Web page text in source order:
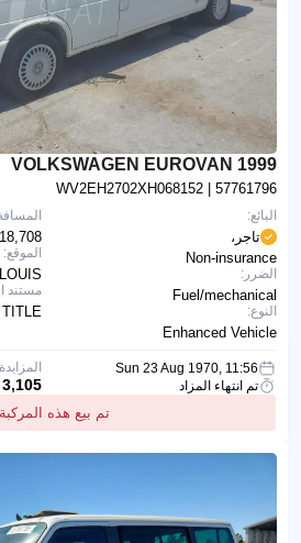
1999 VOLKSWAGEN EUROVAN
WV2EH2702XH068152 | 57761796
mi
الموقع:
مستند
البائع:
تاجر،
Non-insurance
الضرر:
Fuel/mechanical
النوع:
Enhanced Vehicle
Sun 23 Aug 1970, 11:56
تم انتهاء المزاد
تم بيع هذه المركبة
3,105 USD